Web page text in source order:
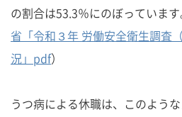
の割合は53.3％にのぼっていま
省「令和３年 労働安全衛生調査
況」pdf）
うつ病による休職は、このよう